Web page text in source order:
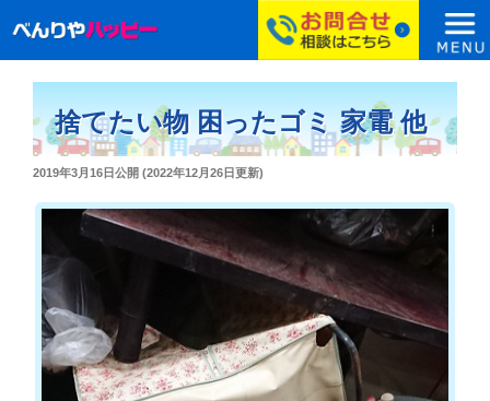
捨てたい物 困ったゴミ 家電 他
投
日:
2019年3月16日公開 (2022年12月26日更新)